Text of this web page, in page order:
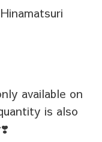
available on
is also